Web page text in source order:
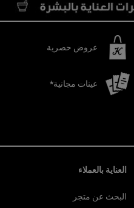
عروض حصرية
عينات مجانية*
العناية بالعملاء
البحث عن متجر